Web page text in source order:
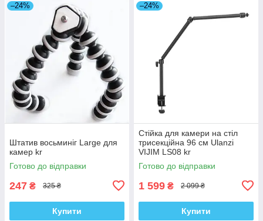
–24%
Штатив восьминіг Large для
камер kr
Готово до відправки
247 ₴ 325 ₴
Купити
–24%
Стійка для камери на стіл
трисекційна 96 см Ulanzi
VIJIM LS08 kr
Готово до відправки
1 599 ₴ 2 099 ₴
Купити